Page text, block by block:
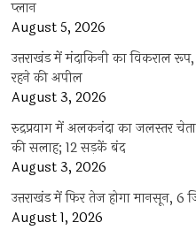
प्‍लान
August 5, 2026
उत्तराखंड में मंदाकिनी का विकराल
रहने की अपील
August 3, 2026
रुद्रप्रयाग में अलकनंदा का जलस्तर
की सलाह; 12 सड़कें बंद
August 3, 2026
उत्तराखंड में फिर तेज होगा मानसून, 6
August 1, 2026